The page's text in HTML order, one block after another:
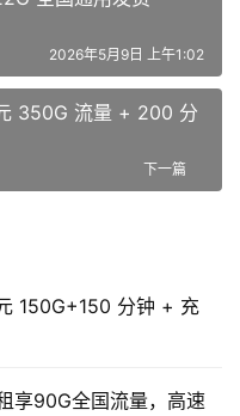
2026年5月9日 上午1:02
下一篇
150G+150 分钟 + 充
享90G全国流量，高速